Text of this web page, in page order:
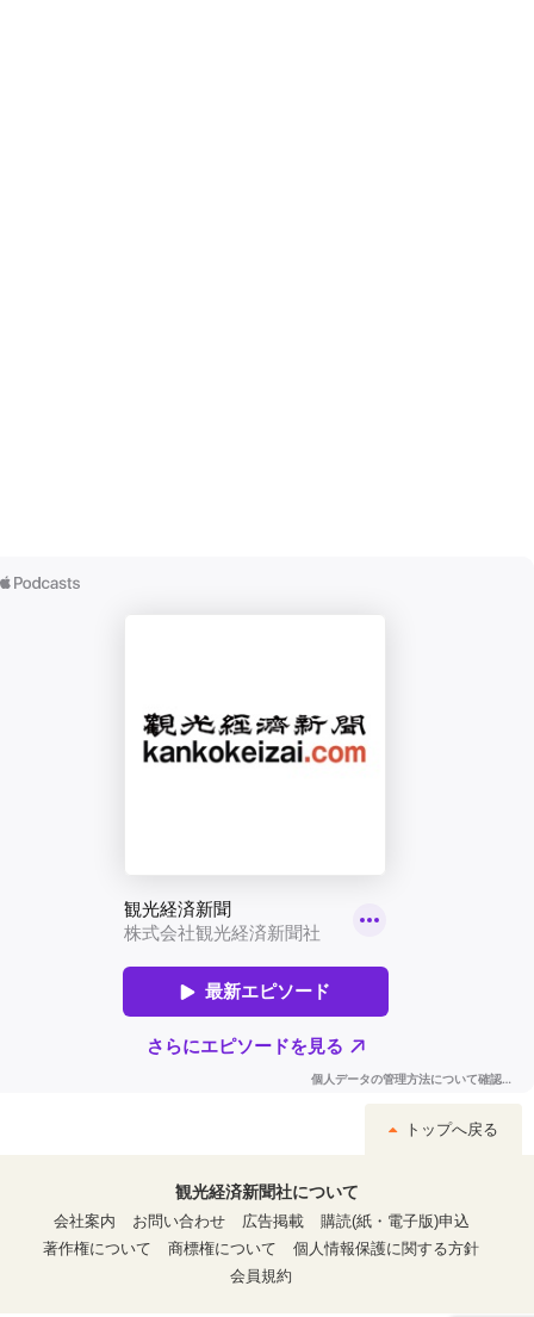
トップへ戻る
観光経済新聞社について
会社案内
お問い合わせ 広告掲載
購読(紙・電子版)申込
著作権について
商標権について
個人情報保護に関する方針
会員規約